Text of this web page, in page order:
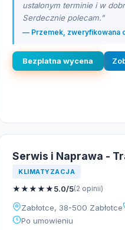
ustalonym terminie i w
Serdecznie polecam."
— Przemek, zweryfikowana
Bezplatna wycena
Serwis i Naprawa -
KLIMATYZACJA
★★★★★5.0/5(2 opinii)
Zabłotce, 38-500 Zabłotce
Po umowieniu